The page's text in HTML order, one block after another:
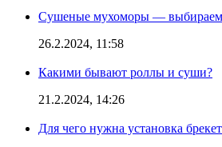
Сушеные мухоморы — выбираем
26.2.2024, 11:58
Какими бывают роллы и суши?
21.2.2024, 14:26
Для чего нужна установка